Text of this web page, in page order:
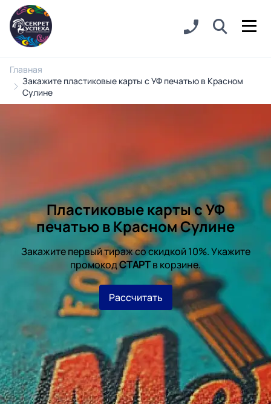
Главная
Закажите пластиковые карты с УФ печатью в Красном
Сулине
Пластиковые карты с УФ
печатью в Красном Сулине
Закажите первый тираж со скидкой 10%. Укажите
промокодСТАРТв корзине.
Рассчитать